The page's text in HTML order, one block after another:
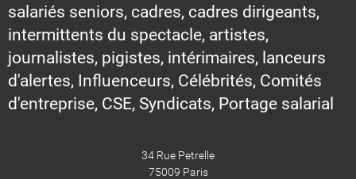
salariés seniors, cadres, cadres dirigeants,
intermittents du spectacle, artistes,
journalistes, pigistes, intérimaires, lanceurs
d'alertes, Influenceurs, Célébrités, Comités
d'entreprise, CSE, Syndicats, Portage salarial
34 Rue Petrelle
75009 Paris